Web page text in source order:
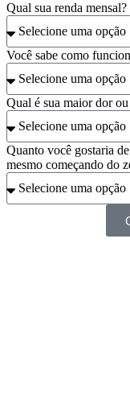
Qual sua renda mensal?
Você sabe como
Qual é sua maior dor
Quanto você gostaria
mesmo começando do